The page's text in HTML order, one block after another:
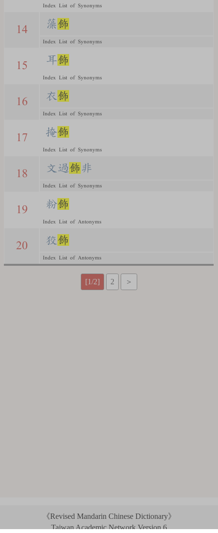
Index List of Synonyms
14 藻飾
Index List of Synonyms
15 耳飾
Index List of Synonyms
16 衣飾
Index List of Synonyms
17 掩飾
Index List of Synonyms
18 文過飾非
Index List of Synonyms
19 粉飾
Index List of Antonyms
20 狡 飾
Index List of Antonyms
[1/2] 2 ＞
《Revised Mandarin Chinese Dictionary》
Taiwan Academic Network Version 6